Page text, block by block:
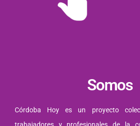
Somos
Córdoba Hoy es un proyecto
trabajadores y profesionales de la